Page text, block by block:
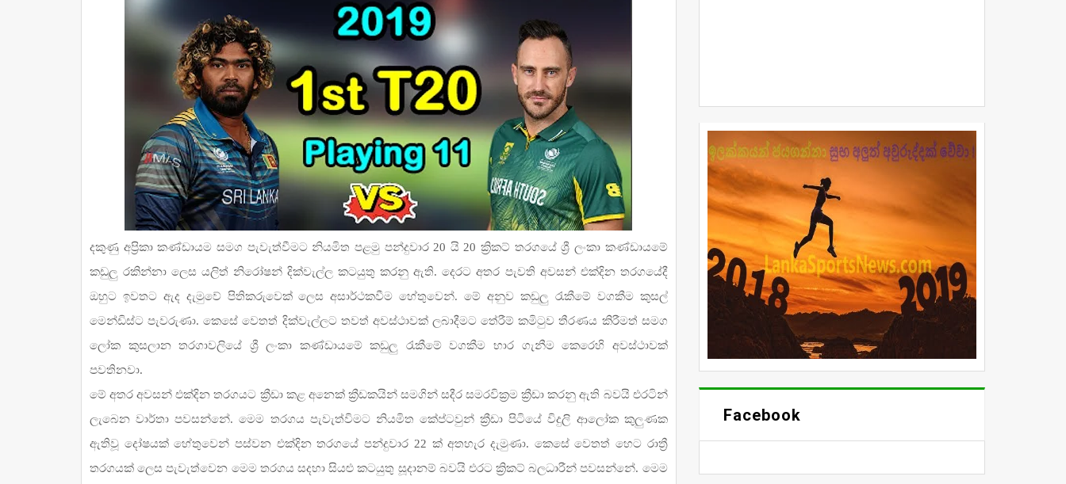
දකුණු අප්‍රිකා කණ්ඩායම සමග පැවැත්වීමට නියමිත පළමු පන්දුවාර 20 යි 20 ක්‍රිකට් තරගයේ ශ්‍රී ලංකා කණ්ඩායමේ
කඩුලු රකින්නා ලෙස යලිත් නිරෝෂන් දික්වැල්ල කටයුතු කරනු ඇති. දෙරට අතර පැවති අවසන් එක්දින තරගයේදී
ඔහුට ඉවතට ඇද දැමුවේ පිතිකරුවෙක් ලෙස අසාර්ථකවීම හේතුවෙන්. මේ අනුව කඩුලු රැකීමේ වගකීම කුසල්
මෙන්ඩිස්ට පැවරුණා. කෙසේ වෙතත් දික්වැල්ලට තවත් අවස්ථාවක් ලබාදීමට තේරීම් කමිටුව තීරණය කිරීමත් සමග
ලෝක කුසලාන තරගාවලියේ ශ්‍රී ලංකා කණ්ඩායමේ කඩුලු රැකීමේ වගකීම භාර ගැනීම කෙරෙහි අවස්ථාවක්
පවතිනවා.
මේ අතර අවසන් එක්දින තරගයට ක්‍රීඩා කළ අනෙක් ක්‍රීඩකයින් සමගින් සදීර සමරවික්‍රම ක්‍රීඩා කරනු ඇති බවයි එරටින්
ලැබෙන වාර්තා පවසන්නේ. මෙම තරගය පැවැත්විමට නියමිත කේප්ටවුන් ක්‍රීඩා පිටියේ විදුලි ආලෝක කුලුණක
ඇතිවූ දෝෂයක් හේතුවෙන් පස්වන එක්දින තරගයේ පන්දුවාර 22 ක් අතහැර දැමුණා. කෙසේ වෙතත් හෙට රාත්‍රී
තරගයක් ලෙස පැවැත්වෙන මෙම තරගය සදහා සියළු කටයුතු සූදානම් බවයි එරට ක්‍රිකට් බලධාරීන් පවසන්නේ. මෙම
Facebook